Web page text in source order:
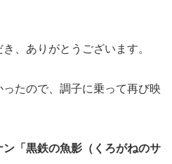
、ありがとうございます。
たので、調子に乗って再び映
「黒鉄の魚影（くろがねのサ